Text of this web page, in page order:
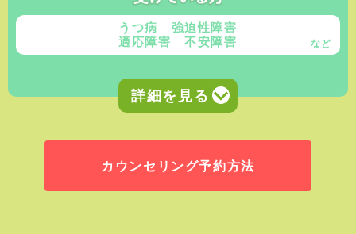
うつ病 強迫性障害
適応障害 不安障害
など
カウンセリング予約方法